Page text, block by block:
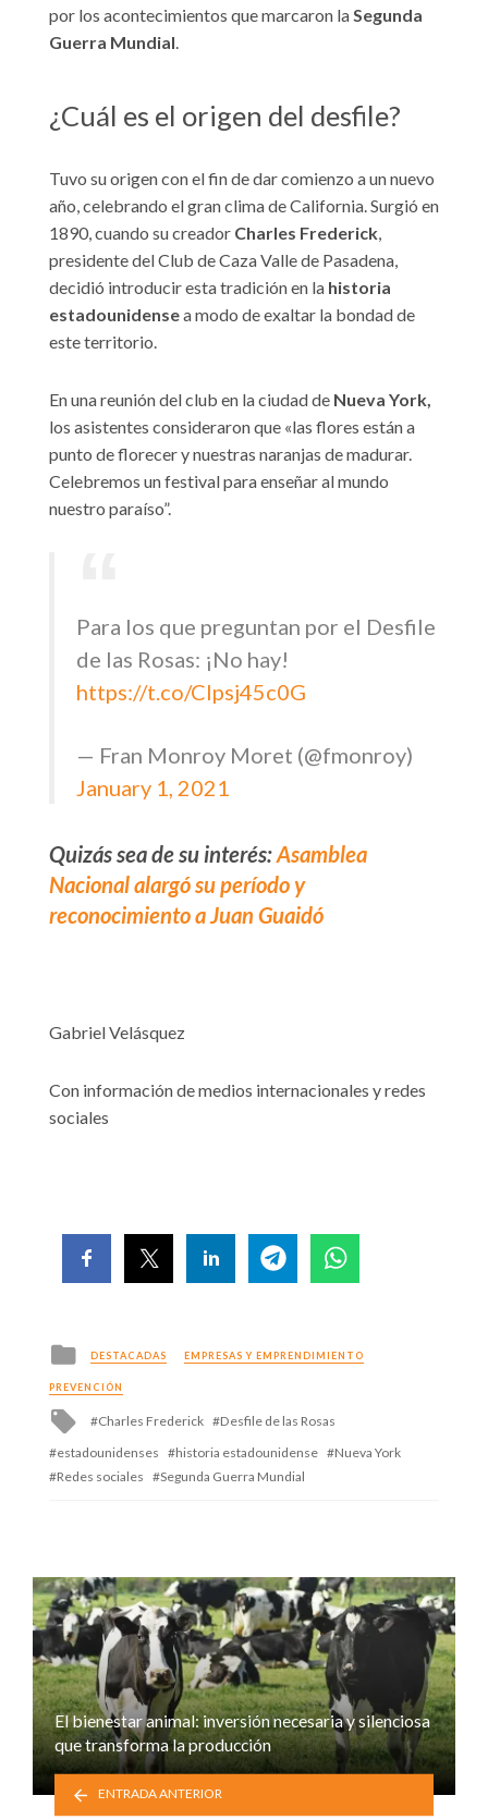
por los acontecimientos que marcaron laSegunda
Guerra Mundial.
¿Cuál es el origen del desfile?
Tuvo su origen con el fin de dar comienzo a un nuevo
año, celebrando el gran clima de California. Surgió en
1890, cuando su creador Charles Frederick
presidente del Club de Caza Valle de Pasadena,
decidió introducir esta tradición en la historia
estadounidensea modo de exaltar la bondad de
este territorio.
En una reunión del club en la ciudad de Nueva York,
los asistentes consideraron que «las flores están a
punto de florecer y nuestras naranjas de madurar.
Celebremos un festival para enseñar al mundo
nuestro paraíso”.
Para los que preguntan por el Desfile
de las Rosas: ¡No hay!
https://t.co/CIpsj45c0G
— Fran Monroy Moret (@fmonroy)
January 1, 2021
Quizás sea de su interés:Asamblea
Nacional alargó su período y
reconocimiento a Juan Guaidó
Gabriel Velásquez
Con información de medios internacionales y redes
sociales
Posted
in
DESTACADAS EMPRESAS Y EMPRENDIMIENTO
PREVENCIÓN
Tagged
with
Charles Frederick
Desfile de las Rosas
estadounidenses
historia estadounidense
Nueva York
Redes sociales
Segunda Guerra Mundial
El bienestar animal: inversión necesaria y silenciosa
que transforma la producción
ENTRADA ANTERIOR